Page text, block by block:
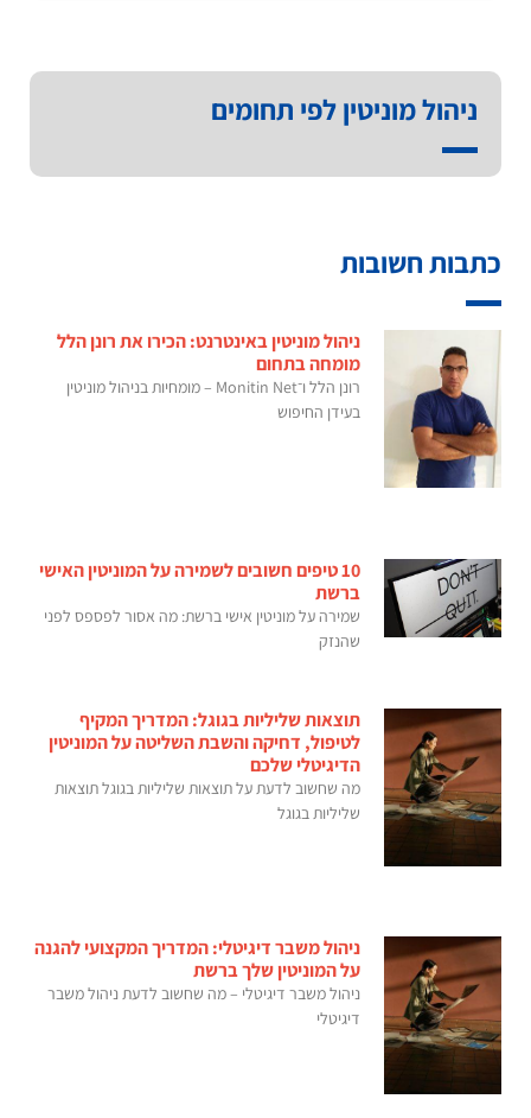
ניהול מוניטין לפי תחומים
כתבות חשובות
ניהול מוניטין באינטרנט: הכירו את רונן הלל
מומחה בתחום
רונן הלל ו־Monitin Net – מומחיות בניהול מוניטין
בעידן החיפוש
10 טיפים חשובים לשמירה על המוניטין האישי
ברשת
שמירה על מוניטין אישי ברשת: מה אסור לפספס לפני
שהנזק
תוצאות שליליות בגוגל: המדריך המקיף
לטיפול, דחיקה והשבת השליטה על המוניטין
הדיגיטלי שלכם
מה שחשוב לדעת על תוצאות שליליות בגוגל תוצאות
שליליות בגוגל
ניהול משבר דיגיטלי: המדריך המקצועי להגנה
על המוניטין שלך ברשת
ניהול משבר דיגיטלי – מה שחשוב לדעת ניהול משבר
דיגיטלי